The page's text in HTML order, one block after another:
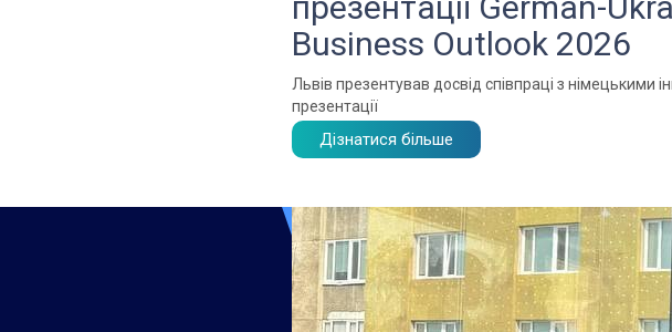
Business Outlook 2026
Львів презентував досвід співпраці з німецькими
презентації
Дізнатися більше